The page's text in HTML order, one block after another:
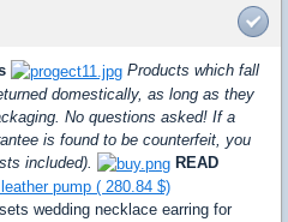
Products which fall
domestically, as long as they
No questions asked! If a
is found to be counterfeit, you
included).
READ
pump ( 280.84 $)
wedding necklace earring for